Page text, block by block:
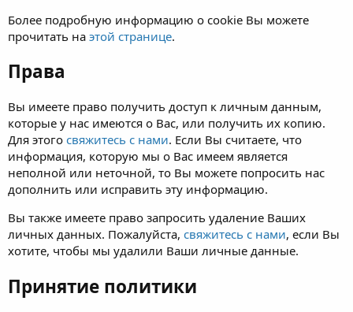
Более подробную информацию о cookie Вы можете
прочитать на этой странице.
Права
Вы имеете право получить доступ к личным данным,
которые у нас имеются о Вас, или получить их копию.
Для этого свяжитесь с нами. Если Вы считаете, что
информация, которую мы о Вас имеем является
неполной или неточной, то Вы можете попросить нас
дополнить или исправить эту информацию.
Вы также имеете право запросить удаление Ваших
личных данных. Пожалуйста, свяжитесь с нами, если Вы
хотите, чтобы мы удалили Ваши личные данные.
Принятие политики